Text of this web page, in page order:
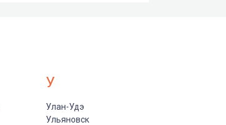
У
Улан-Удэ
Ульяновск